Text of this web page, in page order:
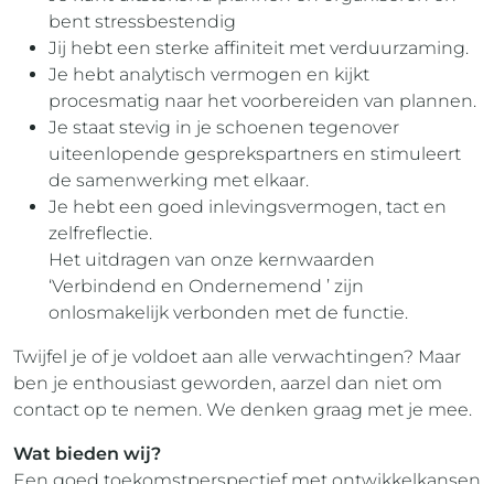
bent stressbestendig
Jij hebt een sterke affiniteit met verduurzaming.
Je hebt analytisch vermogen en kijkt
procesmatig naar het voorbereiden van plannen.
Je staat stevig in je schoenen tegenover
uiteenlopende gesprekspartners en stimuleert
de samenwerking met elkaar.
Je hebt een goed inlevingsvermogen, tact en
zelfreflectie.
Het uitdragen van onze kernwaarden
‘Verbindend en Ondernemend ’ zijn
onlosmakelijk verbonden met de functie.
Twijfel je of je voldoet aan alle verwachtingen? Maar
ben je enthousiast geworden, aarzel dan niet om
contact op te nemen. We denken graag met je mee.
Wat bieden wij?